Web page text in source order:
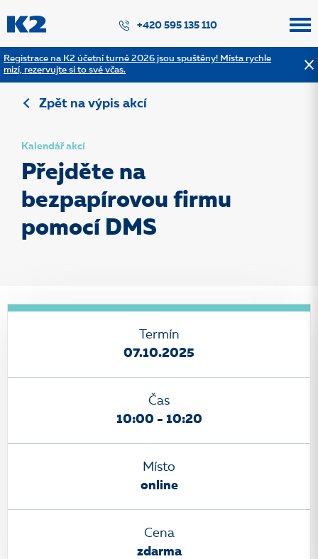
Registrace na K2 účetní turné 2026 jsou spuštěny! Místa rychle
mizí, rezervujte si to své včas.
+420 595 135 110
Zpět na výpis akcí
Kalendář akcí
Přejděte na
bezpapírovou firmu
pomocí DMS
Termín
07.10.2025
Čas
10:00 - 10:20
Místo
online
Cena
zdarma